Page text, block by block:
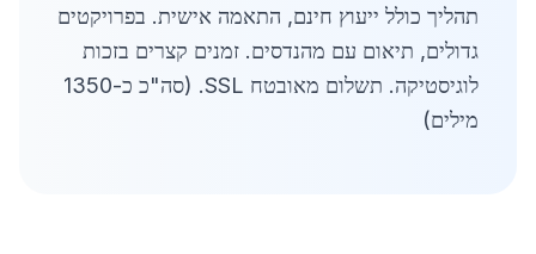
תהליך כולל ייעוץ חינם, התאמה אישית. בפרויקטים
גדולים, תיאום עם מהנדסים. זמנים קצרים בזכות
לוגיסטיקה. תשלום מאובטח SSL. (סה"כ כ-1350
מילים)